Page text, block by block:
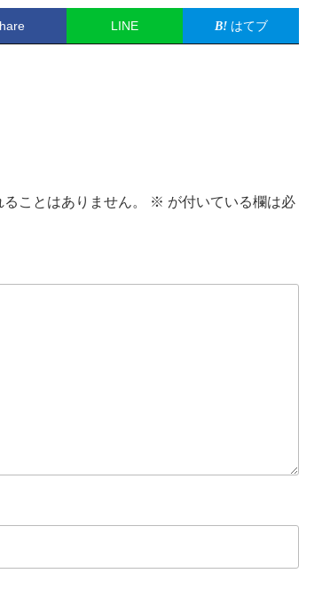
LINE はてブ
ことはありません。 ※ が付いている欄は必